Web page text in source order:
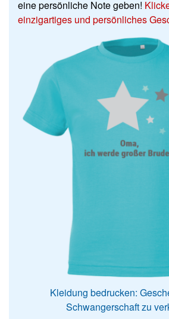
eine persönliche Note geben!
einzigartiges und persönliches
Kleidung bedrucken:
Schwangerschaft zu